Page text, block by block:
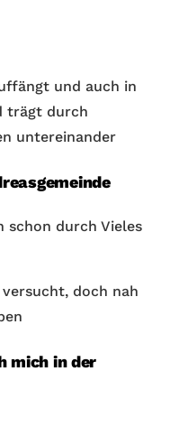
und auch in
trägt durch
untereinander
schon durch Vieles
doch nah
mich in der